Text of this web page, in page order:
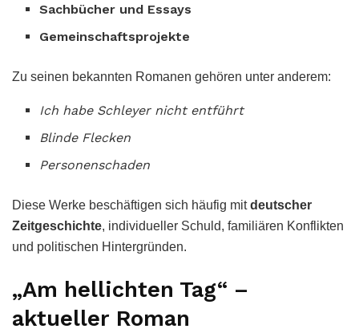
Sachbücher und Essays
Gemeinschaftsprojekte
Zu seinen bekannten Romanen gehören unter anderem:
Ich habe Schleyer nicht entführt
Blinde Flecken
Personenschaden
Diese Werke beschäftigen sich häufig mitdeutscher
Zeitgeschichte, individueller Schuld, familiären Konflikten
und politischen Hintergründen.
„Am hellichten Tag“ –
aktueller Roman